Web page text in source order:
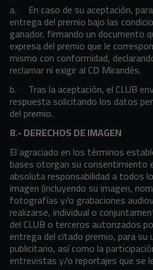
a. En caso de su aceptación,
entrega del premio bajo las
ganador, firmando un documento
expresa del premio que le
mismo con conformidad,
reclamar ni exigir al CD Mirandés.
b. Tras la aceptación, el CLUB
respuesta solicitando los datos
del premio.
8.- DERECHOS DE IMAGEN
El agraciado en los términos
bases otorgan su consentimiento
absoluta responsabilidad a todos
imagen (incluyendo su imagen,
fotografías y/o grabaciones
realizarse, individual o
del CLUB o terceros autorizados
entrega del citado premio, para
publicitario, así como la
entrevistas y/o reportajes que se